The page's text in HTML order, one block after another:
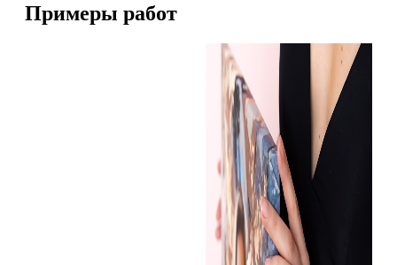
Примеры работ